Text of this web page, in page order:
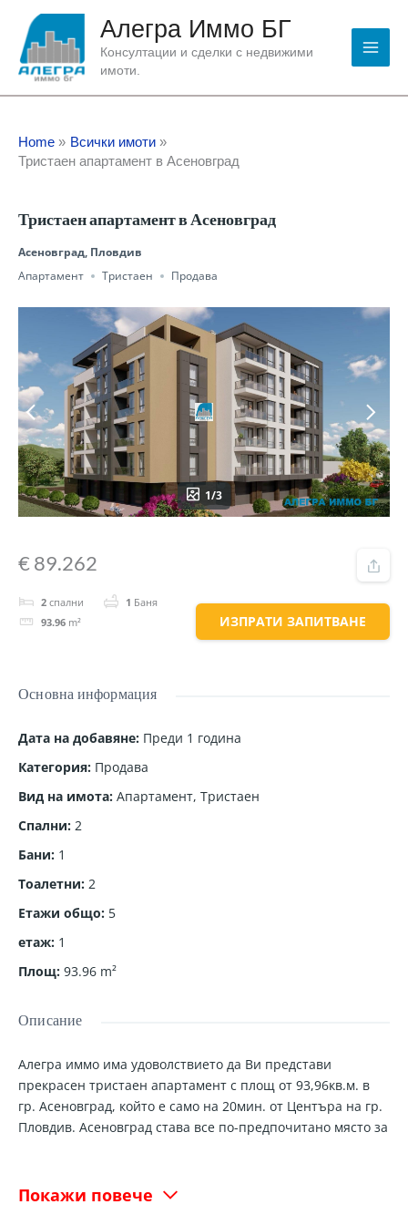
content
Алегра Иммо БГ
Консултации и сделки с недвижими
имоти.
Home
Всички имоти
Тристаен апартамент в Асеновград
Тристаен апартамент в Асеновград
Асеновград, Пловдив
Апартамент
Тристаен Продава
1/3
€ 89.262
2 спални 1 Баня
93.96 m² ИЗПРАТИ ЗАПИТВАНЕ
Основна информация
Дата на добавяне: Преди 1 година
Категория: Продава
Вид на имота: Апартамент, Тристаен
Спални: 2
Бани: 1
Тоалетни: 2
Етажи общо: 5
етаж: 1
Площ: 93.96 m²
Описание
Алегра иммо има удоволствието да Ви представи
прекрасен тристаен апартамент с площ от 93,96кв.м. в
гр. Асеновград, който е само на 20мин. от Центъра на гр.
Пловдив. Асеновград става все по-предпочитано място за
Покажи повече